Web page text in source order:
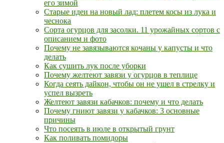
его зимой
Старые идеи на новый лад: плетем косы из лука и
чеснока
Сорта огурцов для засолки. 11 урожайных сортов с
описанием и фото
Почему не завязываются кочаны у капусты и что
делать
Как сушить лук после уборки
Почему желтеют завязи у огурцов в теплице
Когда сеять дайкон, чтобы он не ушел в стрелку и
успел вызреть
Желтеют завязи кабачков: почему и что делать
Почему гниют завязи у кабачков: 3 основные
причины
Что посеять в июле в открытый грунт
Как поливать помидоры